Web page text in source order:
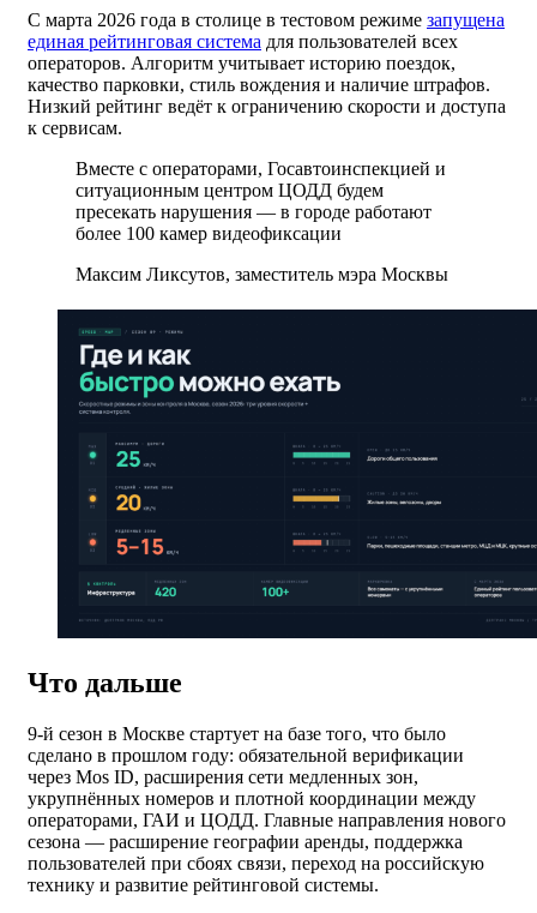
С марта 2026 года в столице в тестовом режиме запущена
единая рейтинговая система для пользователей всех
операторов. Алгоритм учитывает историю поездок,
качество парковки, стиль вождения и наличие штрафов.
Низкий рейтинг ведёт к ограничению скорости и доступа
к сервисам.
Вместе с операторами, Госавтоинспекцией и
ситуационным центром ЦОДД будем
пресекать нарушения — в городе работают
более 100 камер видеофиксации
Максим Ликсутов, заместитель мэра Москвы
Что дальше
9-й сезон в Москве стартует на базе того, что было
сделано в прошлом году: обязательной верификации
через Mos ID, расширения сети медленных зон,
укрупнённых номеров и плотной координации между
операторами, ГАИ и ЦОДД. Главные направления нового
сезона — расширение географии аренды, поддержка
пользователей при сбоях связи, переход на российскую
технику и развитие рейтинговой системы.